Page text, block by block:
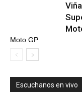
Moto GP
Escuchanos en vivo